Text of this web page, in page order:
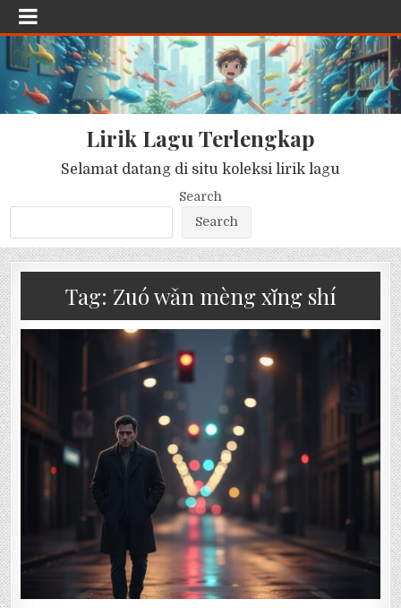
Lirik Lagu Terlengkap
Selamat datang di situ koleksi lirik lagu
Search
Search
Tag: Zuó wǎn mèng xǐng shí